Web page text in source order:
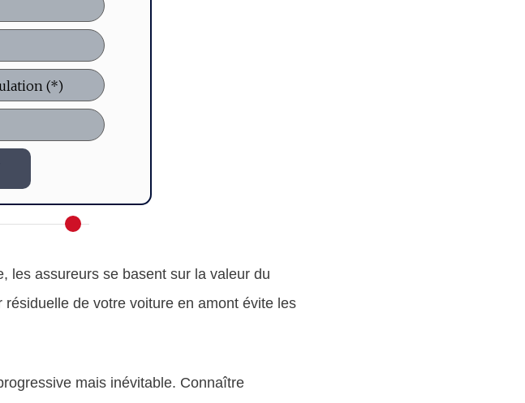
les assureurs se basent sur la valeur du
de votre voiture en amont évite les
mais inévitable. Connaître